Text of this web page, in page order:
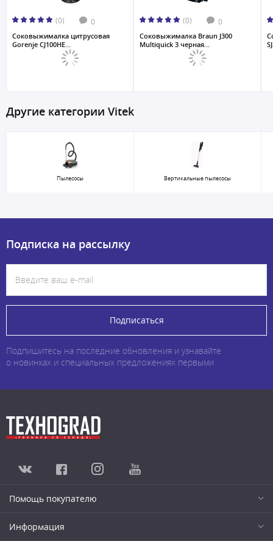
(0) 0
Соковыжималка цитрусовая
Gorenje CJ100HE...
(0) 0
Соковыжималкa Braun J300
Multiquick 3 черная...
Другие категории Vitek
Пылесосы Вертикальные пылесосы
Подписка на рассылку
Подписаться
Подпишитесь на последние обновления и узнавайте
о новинках и специальных предложениях первыми
Помощь покупателю
Информация